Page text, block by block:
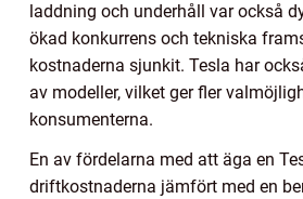
laddning och underhåll var också
ökad konkurrens och tekniska
kostnaderna sjunkit. Tesla har
av modeller, vilket ger fler
konsumenterna.
En av fördelarna med att äga en
driftkostnaderna jämfört med en